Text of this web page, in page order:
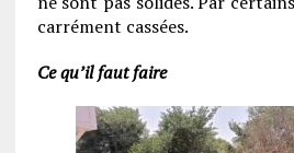
carrément cassées.
Ce qu’il faut faire